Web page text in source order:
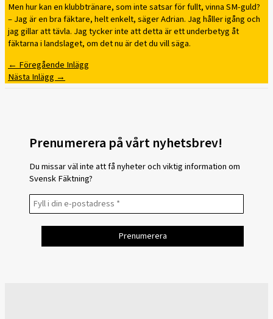
Men hur kan en klubbtränare, som inte satsar för fullt, vinna SM-guld?
– Jag är en bra fäktare, helt enkelt, säger Adrian. Jag håller igång och
jag gillar att tävla. Jag tycker inte att detta är ett underbetyg åt
fäktarna i landslaget, om det nu är det du vill säga.
← Föregående Inlägg
Nästa Inlägg →
Prenumerera på vårt nyhetsbrev!
Du missar väl inte att få nyheter och viktig information om
Svensk Fäktning?